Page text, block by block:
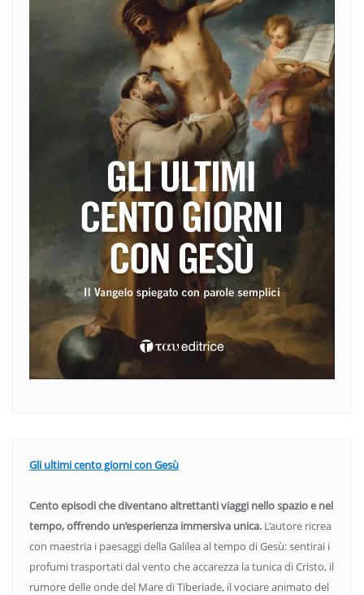
Gli ultimi cento giorni con Gesù
Cento episodi che diventano altrettanti viaggi nello spazio e nel
tempo, offrendo un’esperienza immersiva unica. L’autore ricrea
con maestria i paesaggi della Galilea al tempo di Gesù: sentirai i
profumi trasportati dal vento che accarezza la tunica di Cristo, il
rumore delle onde del Mare di Tiberiade, il vociare animato del